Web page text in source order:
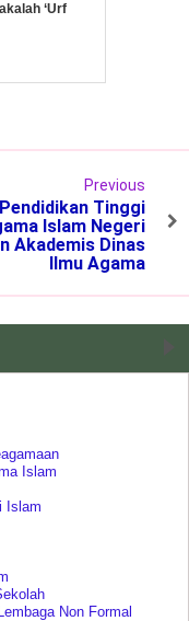
‘Urf
Previous
Pendidikan Tinggi
Islam Negeri
Akademis Dinas
Ilmu Agama
Islam
Islam
Non Formal